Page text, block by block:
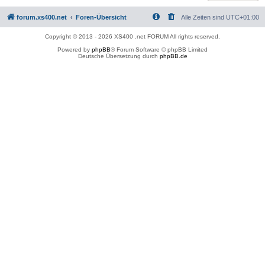
forum.xs400.net Foren-Übersicht Alle Zeiten sind UTC+01:00
Copyright © 2013 - 2026 XS400 .net FORUM All rights reserved.
Powered by phpBB® Forum Software © phpBB Limited
Deutsche Übersetzung durch phpBB.de